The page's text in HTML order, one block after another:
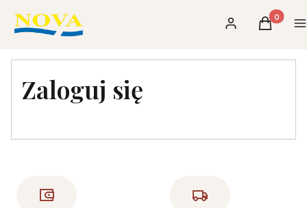
Zaloguj sięProdukty
Koszyk
Zaloguj się